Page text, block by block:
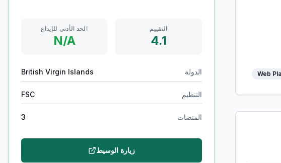
Web
التقييم
4.1
الحد الأدنى للإيداع
N/A
الدولة British Virgin Islands
التنظيم FSC
المنصات 3
زيارة الوسيط